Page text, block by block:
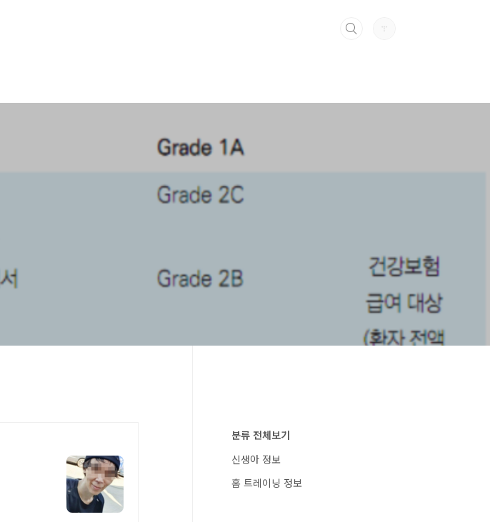
분류 전체보기
신생아 정보
홈 트레이닝 정보